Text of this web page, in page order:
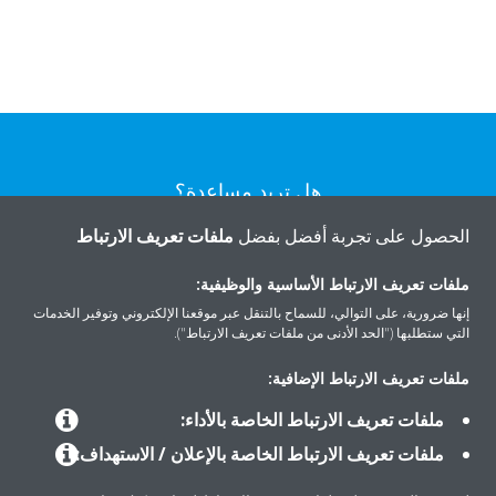
هل تريد مساعدة؟
المنتجات
الحصول على تجربة أفضل بفضل ملفات تعريف الارتباط
ملفات تعريف الارتباط الأساسية والوظيفية:
إنها ضرورية، على التوالي، للسماح بالتنقل عبر موقعنا الإلكتروني وتوفير الخدمات
التي ستطلبها ("الحد الأدنى من ملفات تعريف الارتباط").
ملفات تعريف الارتباط الإضافية:
ملفات تعريف الارتباط الخاصة بالأداء:
ملفات تعريف الارتباط الخاصة بالإعلان / الاستهداف: